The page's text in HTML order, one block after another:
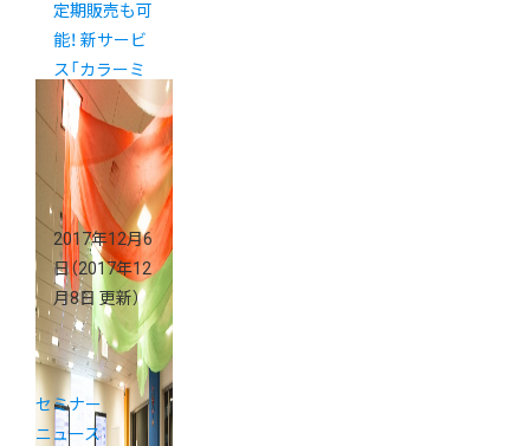
定期販売も可
能！ 新サービ
ス「カラーミ
ーリピート」
2017年12月6
日（2017年12
月8日 更新）
セミナー
ニュース